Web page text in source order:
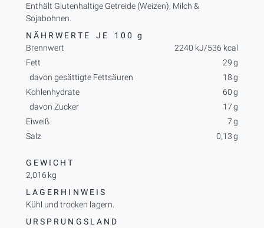
Enthält Glutenhaltige Getreide (Weizen), Milch &
Sojabohnen.
NÄHRWERTE JE
100 g
Brennwert
2240 kJ/536 kcal
Fett
29 g
davon gesättigte Fettsäuren
18 g
Kohlenhydrate
60 g
davon Zucker
17 g
Eiweiß
7 g
Salz
0,13 g
GEWICHT
2,016 kg
LAGERHINWEIS
Kühl und trocken lagern.
URSPRUNGSLAND